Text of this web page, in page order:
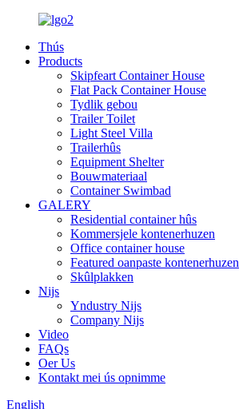
Thús
Products
Skipfeart Container House
Flat Pack Container House
Tydlik gebou
Trailer Toilet
Light Steel Villa
Trailerhûs
Equipment Shelter
Bouwmateriaal
Container Swimbad
GALERY
Residential container hûs
Kommersjele kontenerhuzen
Office container house
Featured oanpaste kontenerhuzen
Skûlplakken
Nijs
Yndustry Nijs
Company Nijs
Video
FAQs
Oer Us
Kontakt mei ús opnimme
English